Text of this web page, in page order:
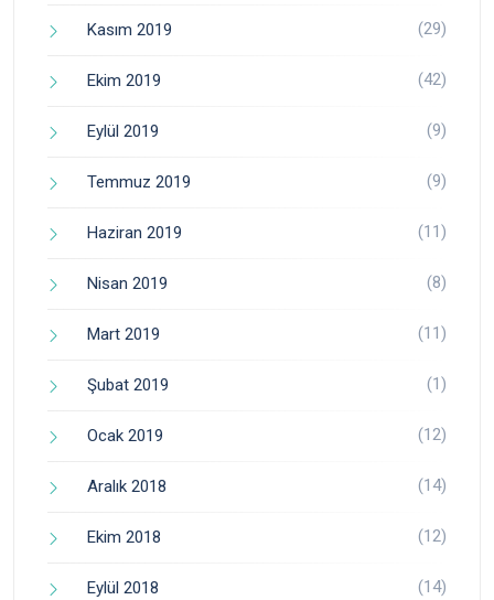
Kasım 2019 (29)
Ekim 2019 (42)
Eylül 2019 (9)
Temmuz 2019 (9)
Haziran 2019 (11)
Nisan 2019 (8)
Mart 2019 (11)
Şubat 2019 (1)
Ocak 2019 (12)
Aralık 2018 (14)
Ekim 2018 (12)
Eylül 2018 (14)